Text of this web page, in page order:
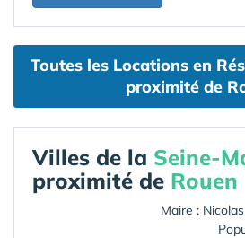
Toutes les Locations en
proximité de
Villes de la Seine-
proximité de Rouen
Maire :